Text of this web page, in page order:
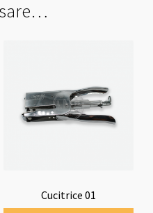
Cucitrice 01